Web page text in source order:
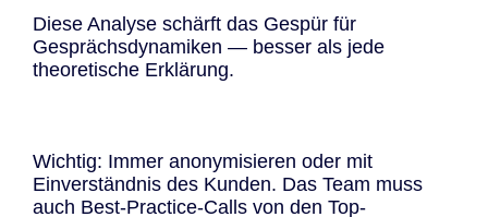
Diese Analyse schärft das Gespür für
Gesprächsdynamiken — besser als jede
theoretische Erklärung.
Wichtig: Immer anonymisieren oder mit
Einverständnis des Kunden. Das Team muss
auch Best-Practice-Calls von den Top-